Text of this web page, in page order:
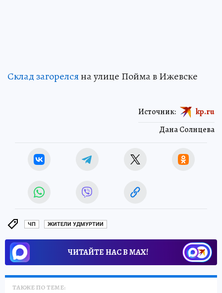
Склад загорелсяна улице Пойма в Ижевске
Дана Солнцева
Источник: kp.ru
ЧП ЖИТЕЛИ УДМУРТИИ
ЧИТАЙТЕ НАС В МАХ!
ТАКЖЕ ПО ТЕМЕ: